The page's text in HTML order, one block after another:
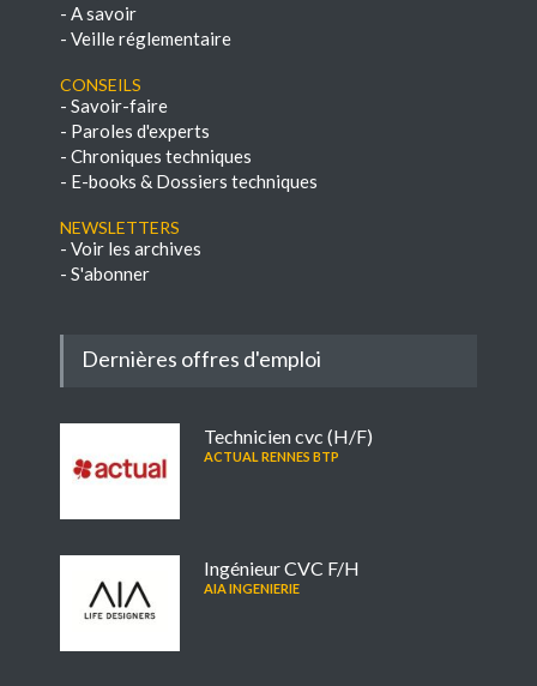
- A savoir
- Veille réglementaire
Conseils
- Savoir-faire
- Paroles d'experts
- Chroniques techniques
- E-books & Dossiers techniques
NEWSLETTERS
- Voir les archives
- S'abonner
Dernières offres d'emploi
Technicien cvc (H/F)
ACTUAL RENNES BTP
Ingénieur CVC F/H
AIA INGENIERIE